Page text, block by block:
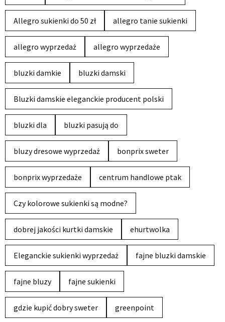
Allegro sukienki do 50 zł allegro tanie sukienki
allegro wyprzedaż allegro wyprzedaże
bluzki damkie bluzki damski
Bluzki damskie eleganckie producent polski
bluzki dla bluzki pasują do
bluzy dresowe wyprzedaż bonprix sweter
bonprix wyprzedaże centrum handlowe ptak
Czy kolorowe sukienki są modne?
dobrej jakości kurtki damskie ehurtwolka
Eleganckie sukienki wyprzedaż fajne bluzki damskie
fajne bluzy fajne sukienki
gdzie kupić dobry sweter greenpoint